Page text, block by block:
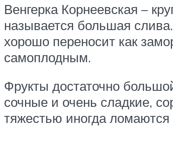
Венгерка Корнеевская –
называется большая
хорошо переносит как
самоплодным.
Фрукты достаточно
сочные и очень сладкие,
тяжестью иногда ломаются